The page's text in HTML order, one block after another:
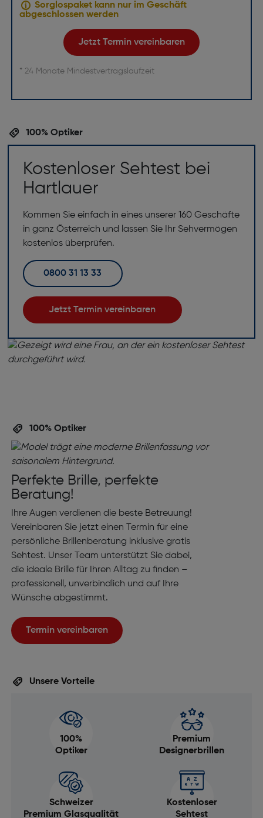
Sorglospaket kann nur im Geschäft
abgeschlossen werden
Jetzt Termin vereinbaren
* 24 Monate Mindestvertragslaufzeit
100% Optiker
Kostenloser Sehtest bei
Hartlauer
Kommen Sie einfach in eines unserer 160 Geschäfte
in ganz Österreich und lassen Sie Ihr Sehvermögen
kostenlos überprüfen.
0800 31 13 33
Jetzt Termin vereinbaren
100% Optiker
Perfekte Brille, perfekte
Beratung!
Ihre Augen verdienen die beste Betreuung!
Vereinbaren Sie jetzt einen Termin für eine
persönliche Brillenberatung inklusive gratis
Sehtest. Unser Team unterstützt Sie dabei,
die ideale Brille für Ihren Alltag zu finden –
professionell, unverbindlich und auf Ihre
Wünsche abgestimmt.
Termin vereinbaren
Unsere Vorteile
100%
Optiker
Premium
Designerbrillen
Schweizer
Premium Glasqualität
Kostenloser
Sehtest